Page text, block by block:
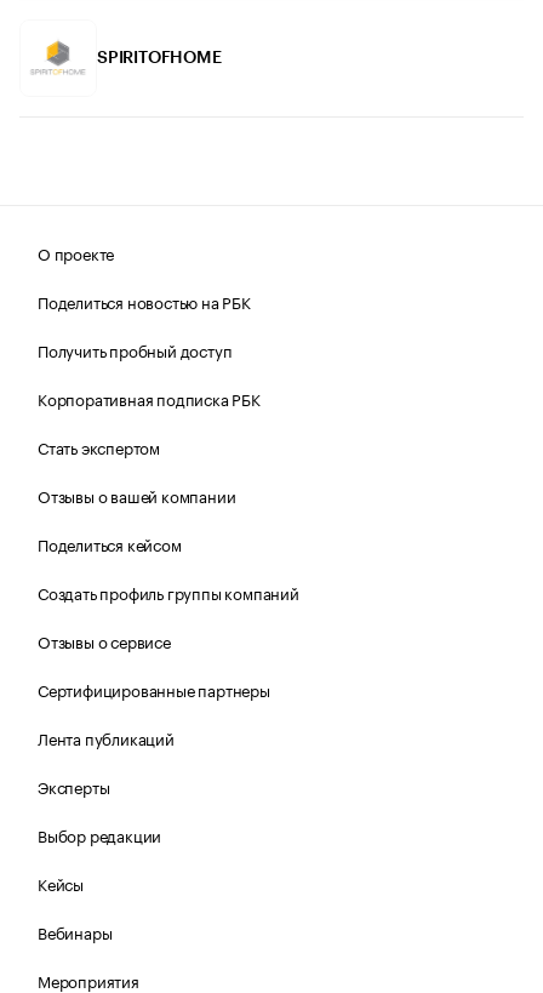
SPIRITOFHOME
О проекте
Поделиться новостью на РБК
Получить пробный доступ
Корпоративная подписка РБК
Стать экспертом
Отзывы о вашей компании
Поделиться кейсом
Создать профиль группы компаний
Отзывы о сервисе
Сертифицированные партнеры
Лента публикаций
Эксперты
Выбор редакции
Кейсы
Вебинары
Мероприятия